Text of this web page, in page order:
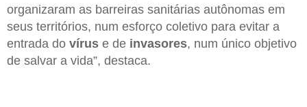
organizaram as barreiras sanitárias autônomas em
seus territórios, num esforço coletivo para evitar a
entrada do vírus e de invasores, num único objetivo
de salvar a vida”, destaca.